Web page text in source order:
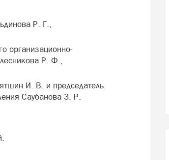
Р. Г.,
организационно-
Р. Ф.,
И. В. и председатель
Саубанова З. Р.